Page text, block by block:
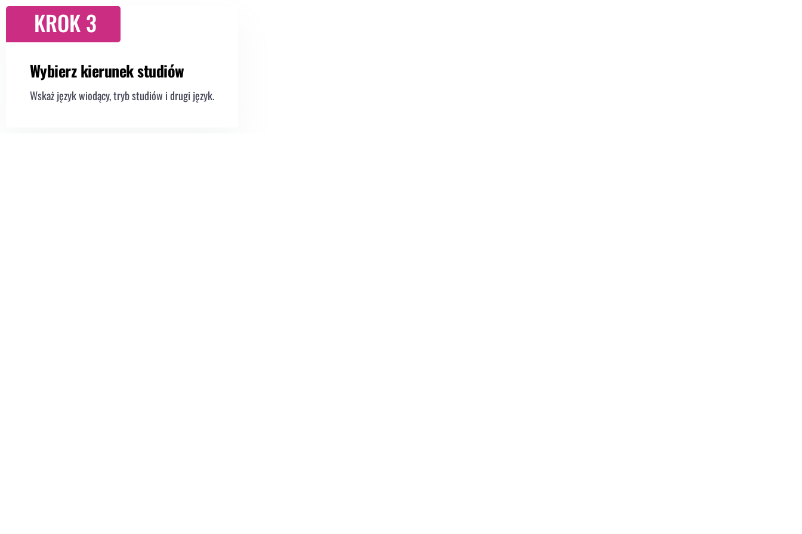
Wybierz kierunek studiów
Wskaż język wiodący, tryb studiów i drugi język.
KROK 3